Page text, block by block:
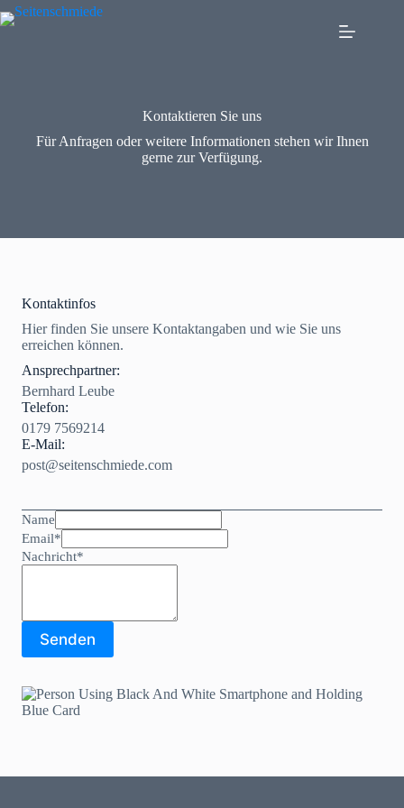
Zum
Inhalt
Kontaktieren Sie uns
Für Anfragen oder weitere Informationen stehen wir Ihnen
gerne zur Verfügung.
Kontaktinfos
Hier finden Sie unsere Kontaktangaben und wie Sie uns
erreichen können.
Ansprechpartner:
Bernhard Leube
Telefon:
0179 7569214
E-Mail:
post@seitenschmiede.com
Name
Email*
Nachricht*
Senden